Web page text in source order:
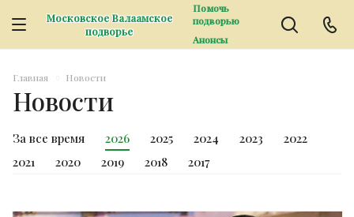
Московское Валаамское
подворье
Помочь
подворью
Анонсы
Главная Новости
Новости
За все время 2026 2025 2024 2023
2022
2021
2020 2019 2018 2017